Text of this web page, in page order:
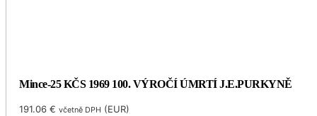
Mince-25 KČS 1969 100. VÝROČÍ ÚMRTÍ J.E.PURKYNĚ
191.06€ včetně DPH (EUR)